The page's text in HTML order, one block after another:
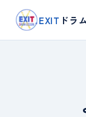
EXIT ドラ